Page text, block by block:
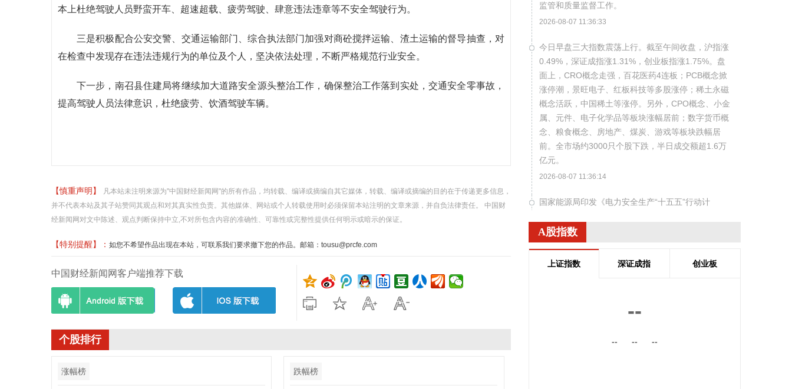
本上杜绝驾驶人员野蛮开车、超速超载、疲劳驾驶、肆意违法违章等不安全驾驶行为。
三是积极配合公安交警、交通运输部门、综合执法部门加强对商砼搅拌运输、渣土运输的督导抽查，对
在检查中发现存在违法违规行为的单位及个人，坚决依法处理，不断严格规范行业安全。
下一步，南召县住建局将继续加大道路安全源头整治工作，确保整治工作落到实处，交通安全零事故，
提高驾驶人员法律意识，杜绝疲劳、饮酒驾驶车辆。
【慎重声明】
凡本站未注明来源为"中国财经新闻网"的所有作品，均转载、编译或摘编自其它媒体，转载、编译或摘编的目的在于传递更多信息，
并不代表本站及其子站赞同其观点和对其真实性负责。其他媒体、网站或个人转载使用时必须保留本站注明的文章来源，并自负法律责任。 中国财
经新闻网对文中陈述、观点判断保持中立,不对所包含内容的准确性、可靠性或完整性提供任何明示或暗示的保证。
【特别提醒】： 如您不希望作品出现在本站，可联系我们要求撤下您的作品。邮箱：tousu@prcfe.com
中国财经新闻网客户端推荐下载
个股排行
涨幅榜 跌幅榜
监管和质量监督工作。
2026-08-07 11:36:33
今日早盘三大指数震荡上行。截至午间收盘，沪指涨
0.49%，深证成指涨1.31%，创业板指涨1.75%。盘
面上，CRO概念走强，百花医药4连板；PCB概念掀
涨停潮，景旺电子、红板科技等多股涨停；稀土永磁
概念活跃，中国稀土等涨停。另外，CPO概念、小金
属、元件、电子化学品等板块涨幅居前；数字货币概
念、粮食概念、房地产、煤炭、游戏等板块跌幅居
前。全市场约3000只个股下跌，半日成交额超1.6万
亿元。
2026-08-07 11:36:14
国家能源局印发《电力安全生产“十五五”行动计
化建设取得明显进展，电力安全生产责任全面落实，
电力安全风险分级管控和隐患排查治理双重预防机制
有效运转，重大灾害防范和应急处置能力显著增强，
据扬子江船业7日消息，扬子江船业近日发布2026年
A股指数
上证指数 深证成指 创业板
--
-- -- --